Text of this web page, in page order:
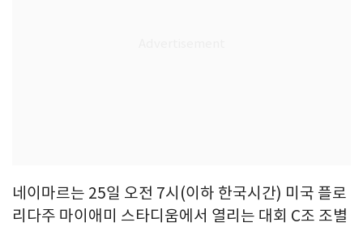
네이마르는 25일 오전 7시(이하 한국시간) 미국 플로
리다주 마이애미 스타디움에서 열리는 대회 C조 조별